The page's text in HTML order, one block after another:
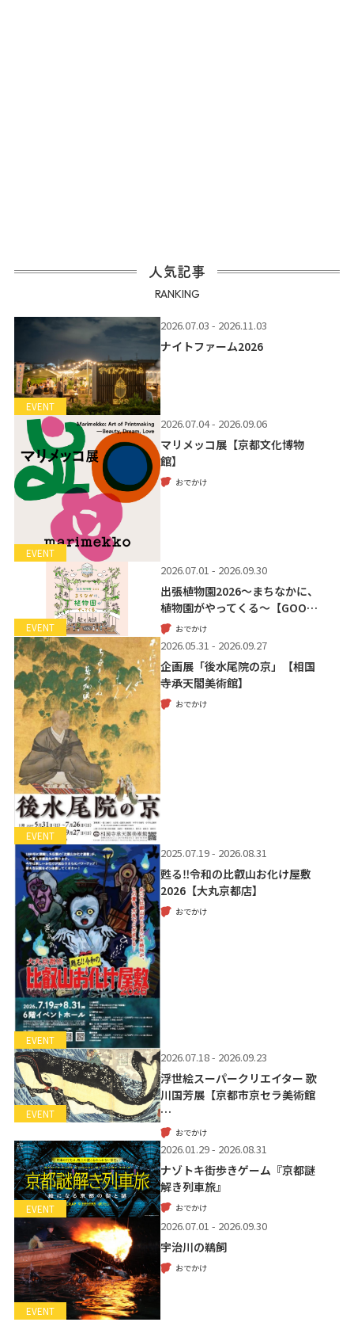
人気記事
RANKING
EVENT
2026.07.03 - 2026.11.03
ナイトファーム2026
EVENT
2026.07.04 - 2026.09.06
マリメッコ展【京都文化博物
館】
おでかけ
EVENT
2026.07.01 - 2026.09.30
出張植物園2026～まちなかに、
植物園がやってくる～【GOO…
おでかけ
EVENT
2026.05.31 - 2026.09.27
企画展「後水尾院の京」【相国
寺承天閣美術館】
おでかけ
EVENT
2025.07.19 - 2026.08.31
甦る‼令和の比叡山お化け屋敷
2026【大丸京都店】
おでかけ
EVENT
2026.07.18 - 2026.09.23
浮世絵スーパークリエイター 歌
川国芳展【京都市京セラ美術館
…
おでかけ
EVENT
2026.01.29 - 2026.08.31
ナゾトキ街歩きゲーム『京都謎
解き列車旅』
おでかけ
EVENT
2026.07.01 - 2026.09.30
宇治川の鵜飼
おでかけ